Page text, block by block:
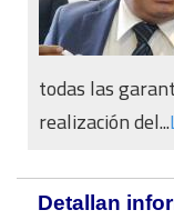
todas las
realización del...
Detallan